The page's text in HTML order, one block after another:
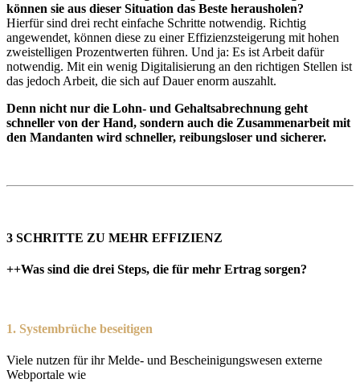
können sie aus dieser Situation das Beste herausholen?
Hierfür sind drei recht einfache Schritte notwendig. Richtig
angewendet, können diese zu einer Effizienzsteigerung mit hohen
zweistelligen Prozentwerten führen. Und ja: Es ist Arbeit dafür
notwendig. Mit ein wenig Digitalisierung an den richtigen Stellen ist
das jedoch Arbeit, die sich auf Dauer enorm auszahlt.
Denn nicht nur die Lohn- und Gehaltsabrechnung geht
schneller von der Hand, sondern auch die Zusammenarbeit mit
den Mandanten wird schneller, reibungsloser und sicherer.
3 SCHRITTE ZU MEHR EFFIZIENZ
++Was sind die drei Steps, die für mehr Ertrag sorgen?
1. Systembrüche beseitigen
Viele nutzen für ihr Melde- und Bescheinigungswesen externe
Webportale wie